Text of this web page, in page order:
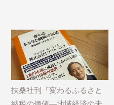
扶桑社刊『変わるふるさと